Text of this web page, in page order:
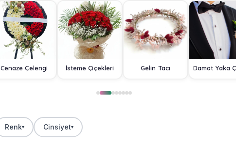
Cenaze Çelengi İsteme Çiçekleri Gelin Tacı
Renk▾ Cinsiyet▾